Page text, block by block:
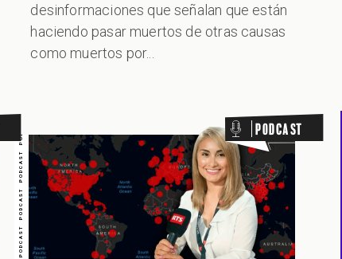
desinformaciones que señalan que están
haciendo pasar muertos de otras causas
como muertos por...
PODCAST PODCAST PODCAST PODCAST PODCAST PODCAST PODCAST Podcast